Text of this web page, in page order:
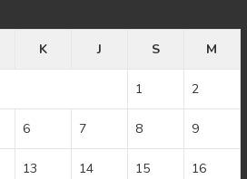
K J S M
1 2
6 7 8 9
13 14 15 16